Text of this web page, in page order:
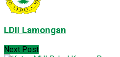
LDII Lamongan
Next Post